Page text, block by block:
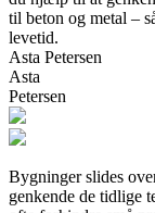
til beton og metal –
levetid.
Asta Petersen
Asta
Petersen
Bygninger slides
genkende de tidlige